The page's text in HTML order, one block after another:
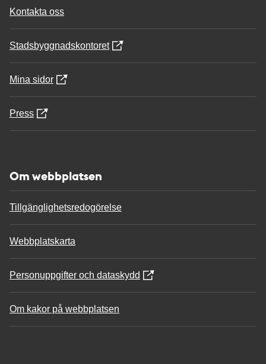
Kontakta oss
Stadsbyggnadskontoret
Mina sidor
Press
Om webbplatsen
Tillgänglighetsredogörelse
Webbplatskarta
Personuppgifter och dataskydd
Om kakor på webbplatsen